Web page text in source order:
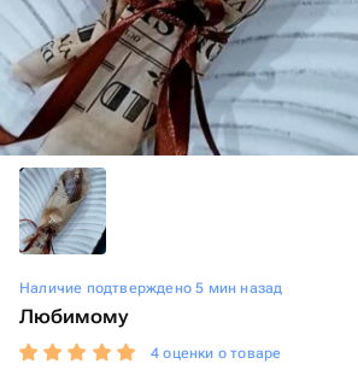
Наличие подтверждено 5 мин назад
Любимому
4 оценки о товаре